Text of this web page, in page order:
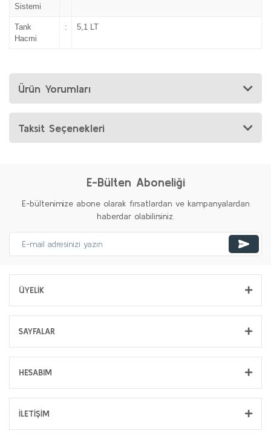
Sistemi
Tank
Hacmi
: 5,1 LT
Ürün Yorumları
Taksit Seçenekleri
E-Bülten Aboneliği
E-bültenimize abone olarak fırsatlardan ve kampanyalardan
haberdar olabilirsiniz.
ÜYELİK
SAYFALAR
HESABIM
İLETİŞİM